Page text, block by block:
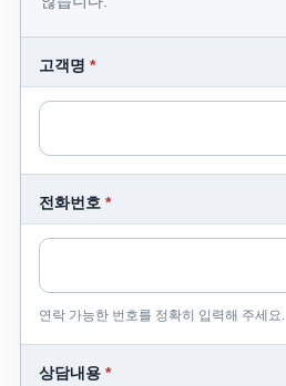
고객명 *
전화번호 *
연락 가능한 번호를 정확히 입력해 주세요.
상담내용 *